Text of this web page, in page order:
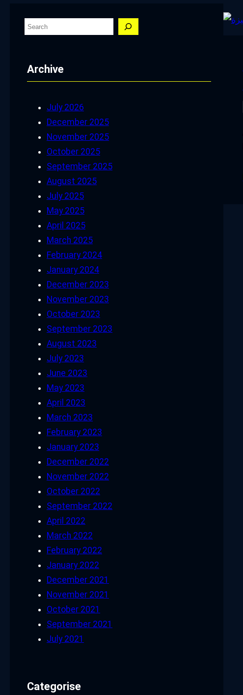
S
r
c
Archive
July 2026
December 2025
November 2025
October 2025
September 2025
August 2025
July 2025
May 2025
April 2025
March 2025
February 2024
January 2024
December 2023
November 2023
October 2023
September 2023
August 2023
July 2023
June 2023
May 2023
April 2023
March 2023
February 2023
January 2023
December 2022
November 2022
October 2022
September 2022
April 2022
March 2022
February 2022
January 2022
December 2021
November 2021
October 2021
September 2021
July 2021
Categorise